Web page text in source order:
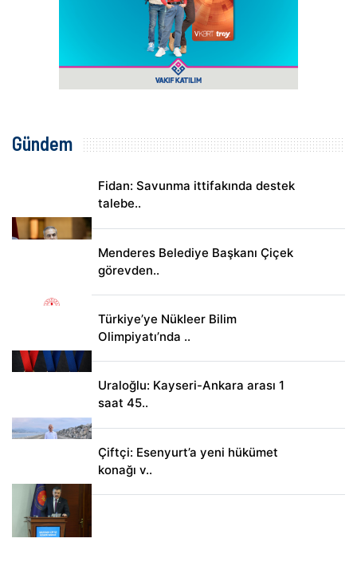
Gündem
Fidan: Savunma ittifakında destek
talebe..
Menderes Belediye Başkanı Çiçek
görevden..
Türkiye’ye Nükleer Bilim
Olimpiyatı’nda ..
Uraloğlu: Kayseri-Ankara arası 1
saat 45..
Çiftçi: Esenyurt’a yeni hükümet
konağı v..